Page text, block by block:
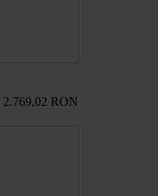
2.769,02 RON